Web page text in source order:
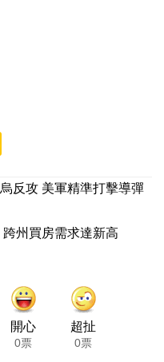
反攻 美軍精準打擊導彈
州買房需求達新高
開心
0票
超扯
0票